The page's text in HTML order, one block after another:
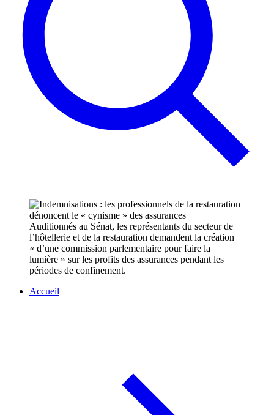
Auditionnés au Sénat, les représentants du secteur de
l’hôtellerie et de la restauration demandent la création
« d’une commission parlementaire pour faire la
lumière » sur les profits des assurances pendant les
périodes de confinement.
Accueil